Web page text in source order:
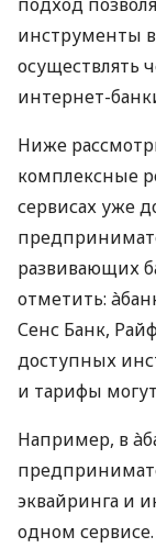
инструменты
осуществлять
интернет-
Ниже
комплексные
сервисах уже
развивающих
отметить:
Сенс Банк,
доступных
и тарифы
Например, в
эквайринга и
одном